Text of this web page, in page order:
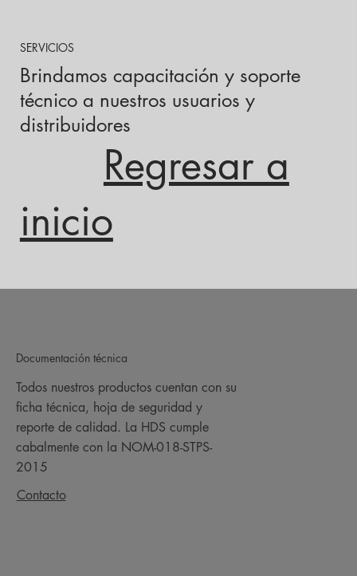
SERVICIOS
Brindamos capacitación y soporte
técnico a nuestros usuarios y
distribuidores
Regresar a
inicio
Documentación técnica
Todos nuestros productos cuentan con su
ficha técnica, hoja de seguridad y
reporte de calidad. La HDS cumple
cabalmente con la NOM-018-STPS-
2015
Contacto